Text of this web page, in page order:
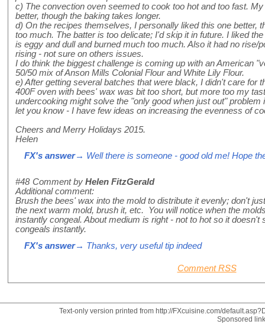
c) The convection oven seemed to cook too hot and too fast.
better, though the baking takes longer.
d) On the recipes themselves, I personally liked this one better,
too much. The batter is too delicate; I'd skip it in future. I liked
is eggy and dull and burned much too much. Also it had no rise/
rising - not sure on others issues.
I do think the biggest challenge is coming up with an American
50/50 mix of Anson Mills Colonial Flour and White Lily Flour.
e) After getting several batches that were black, I didn't care for
400F oven with bees' wax was bit too short, but more too my
undercooking might solve the "only good when just out"
let you know - I have few ideas on increasing the evenness of
Cheers and Merry Holidays 2015.
Helen
FX's answer→ Well there is someone - good old me! Hope
#48 Comment by Helen FitzGerald
Additional comment:
Brush the bees' wax into the mold to distribute it evenly; don't
the next warm mold, brush it, etc. You will notice when the
instantly congeal. About medium is right - not to hot so it doesn't
congeals instantly.
FX's answer→ Thanks, very useful tip indeed
Comment RSS
Text-only version printed from http://FXcuisine.com/
Sponsored